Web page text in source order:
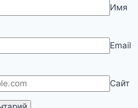
Имя
Email
Сайт